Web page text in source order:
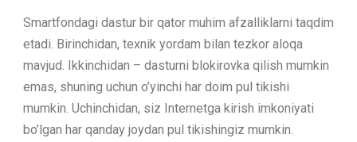
Smartfondagi dastur bir qator muhim afzalliklarni taqdim
etadi. Birinchidan, texnik yordam bilan tezkor aloqa
mavjud. Ikkinchidan – dasturni blokirovka qilish mumkin
emas, shuning uchun o’yinchi har doim pul tikishi
mumkin. Uchinchidan, siz Internetga kirish imkoniyati
bo’lgan har qanday joydan pul tikishingiz mumkin.